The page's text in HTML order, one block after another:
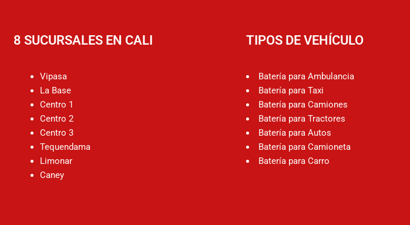
8 SUCURSALES EN CALI
Vipasa
La Base
Centro 1
Centro 2
Centro 3
Tequendama
Limonar
Caney
TIPOS DE VEHÍCULO
Batería para Ambulancia
Batería para Taxi
Batería para Camiones
Batería para Tractores
Batería para Autos
Batería para Camioneta
Batería para Carro